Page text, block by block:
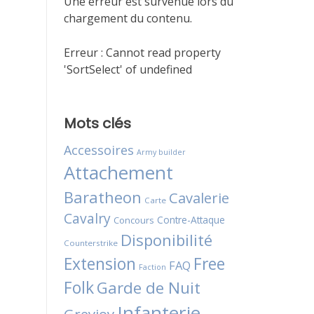
chargement du contenu.
Erreur : Cannot read property
'SortSelect' of undefined
Mots clés
Accessoires Army builder
Attachement
Baratheon Carte Cavalerie
Cavalry Concours Contre-Attaque
Counterstrike Disponibilité
Extension Faction FAQ Free
FolkGarde de Nuit